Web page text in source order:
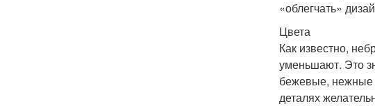
«облегчать»
Цвета
Как известно,
уменьшают. Это
бежевые, нежные
деталях